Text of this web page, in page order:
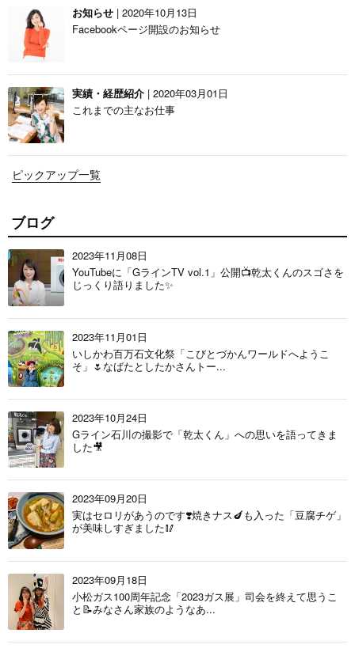
お知らせ | 2020年10月13日
Facebookページ開設のお知らせ
実績・経歴紹介 | 2020年03月01日
これまでの主なお仕事
ピックアップ一覧
ブログ
2023年11月08日
YouTubeに「GラインTV vol.1」公開📺乾太くんのスゴさを
じっくり語りました✨
2023年11月01日
いしかわ百万石文化祭「こびとづかんワールドへようこ
そ」🌷なばたとしたかさんトー...
2023年10月24日
Gライン石川の撮影で「乾太くん」への思いを語ってきま
した🎥
2023年09月20日
実はセロリがあうのです❣️焼きナス🍆も入った「豆腐チゲ」
が美味しすぎました🥢
2023年09月18日
小松ガス100周年記念「2023ガス展」司会を終えて思うこ
と📝みなさん家族のようなあ...